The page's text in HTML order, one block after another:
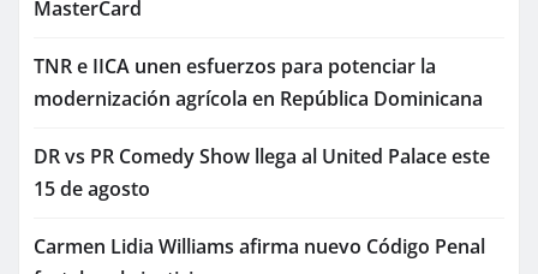
MasterCard
TNR e IICA unen esfuerzos para potenciar la
modernización agrícola en República Dominicana
DR vs PR Comedy Show llega al United Palace este
15 de agosto
Carmen Lidia Williams afirma nuevo Código Penal